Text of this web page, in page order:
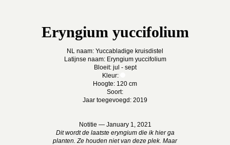
Eryngium yuccifolium
NL naam: Yuccabladige kruisdistel
Latijnse naam: Eryngium yuccifolium
Bloeit: jul - sept
Kleur:
Hoogte: 120 cm
Soort:
Jaar toegevoegd: 2019
Notitie — January 1, 2021
Dit wordt de laatste eryngium die ik hier ga
planten. Ze houden niet van deze plek. Maar